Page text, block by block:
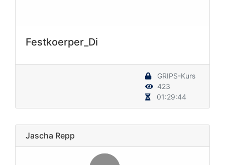
Festkoerper_Di
GRIPS-Kurs
423
01:29:44
Jascha Repp